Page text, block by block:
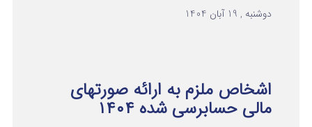
دوشنبه , 19 آبان 1404
اشخاص ملزم به ارائه صورتهای
مالی حسابرسی شده ۱۴۰۴